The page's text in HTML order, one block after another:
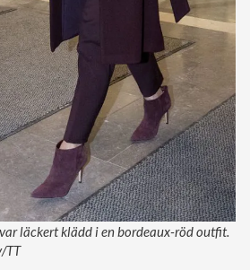
läckert klädd i en bordeaux-röd outfit.
TT